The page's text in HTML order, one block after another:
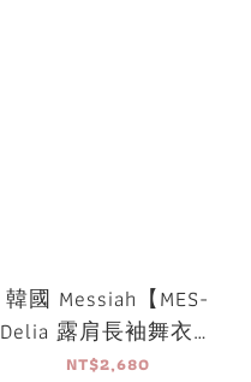
韓國 Messiah【MES-
Delia 露肩長袖舞衣】
可放胸墊
NT$2,680